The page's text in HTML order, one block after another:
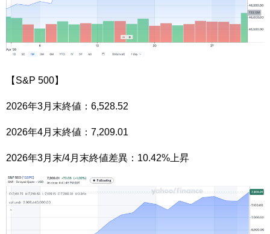
【S&P 500】
2026年3月末終値：6,528.52
2026年4月末終値：7,209.01
2026年3月末/4月末終値差異：10.42%上昇